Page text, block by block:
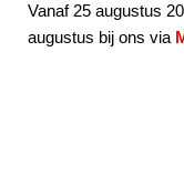
Vanaf 25 augustus
augustus bij ons via